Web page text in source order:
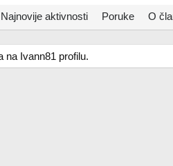
Najnovije aktivnosti Poruke O
na Ivann81 profilu.